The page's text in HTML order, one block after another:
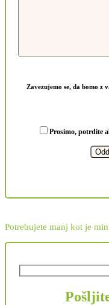
Zavezujemo se, da bomo z
Prosimo, potrdite
Potrebujete manj kot je